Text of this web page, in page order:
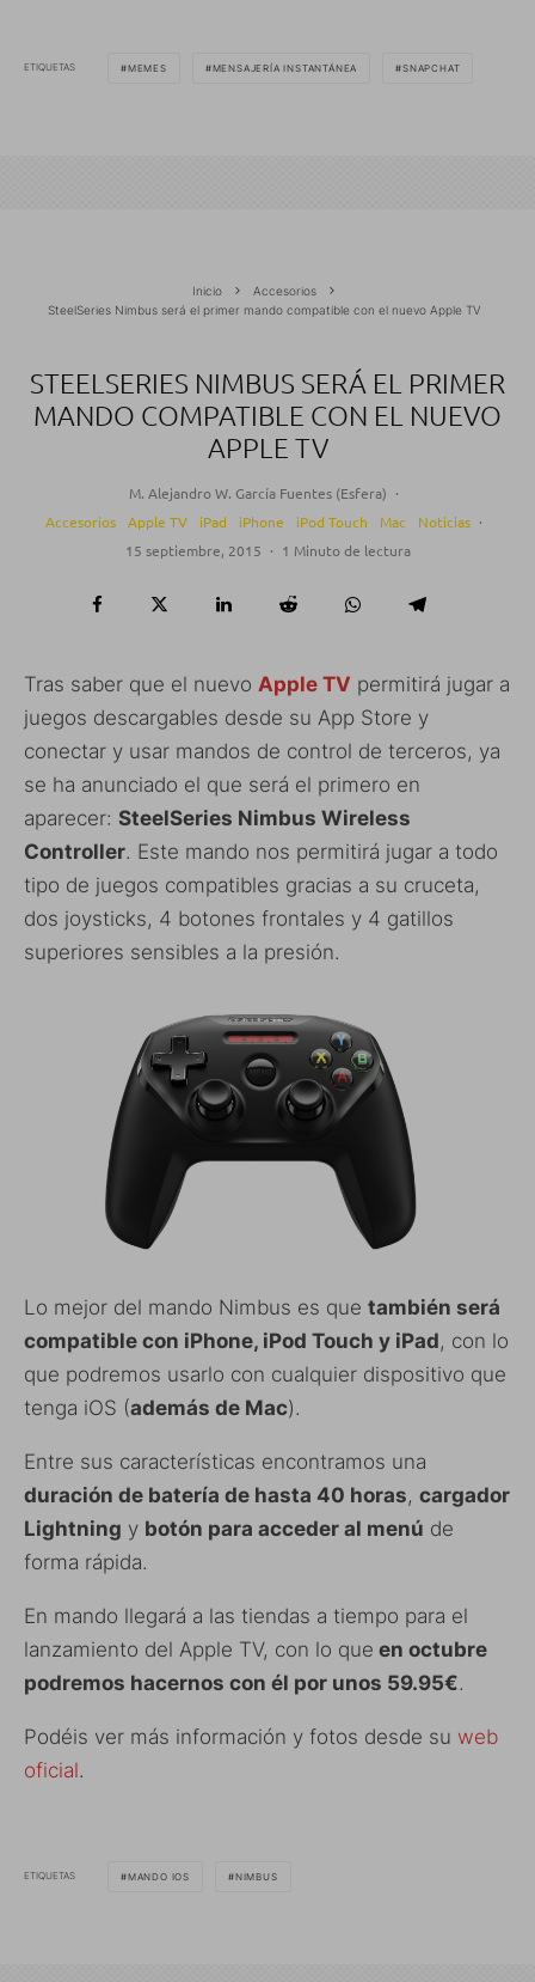
ETIQUETAS MEMES MENSAJERÍA INSTANTÁNEA SNAPCHAT
Inicio
Accesorios
SteelSeries Nimbus será el primer mando compatible con el nuevo Apple TV
STEELSERIES NIMBUS SERÁ EL PRIMER
MANDO COMPATIBLE CON EL NUEVO
APPLE TV
M. Alejandro W. García Fuentes (Esfera) ·
Accesorios
Apple TV iPad iPhone iPod Touch Mac Noticias ·
15 septiembre, 2015 · 1 Minuto de lectura
Tras saber que el nuevo Apple TV permitirá jugar a
juegos descargables desde su App Store y
conectar y usar mandos de control de terceros, ya
se ha anunciado el que será el primero en
aparecer: SteelSeries Nimbus Wireless
Controller. Este mando nos permitirá jugar a todo
tipo de juegos compatibles gracias a su cruceta,
dos joysticks, 4 botones frontales y 4 gatillos
superiores sensibles a la presión.
Lo mejor del mando Nimbus es que también será
compatible con iPhone, iPod Touch y iPad, con lo
que podremos usarlo con cualquier dispositivo que
tenga iOS (además de Mac).
Entre sus características encontramos una
duración de batería de hasta 40 horas, cargador
Lightning y botón para acceder al menú de
forma rápida.
En mando llegará a las tiendas a tiempo para el
lanzamiento del Apple TV, con lo que en octubre
podremos hacernos con él por unos 59.95€.
Podéis ver más información y fotos desde su web
oficial.
ETIQUETAS MANDO IOS NIMBUS